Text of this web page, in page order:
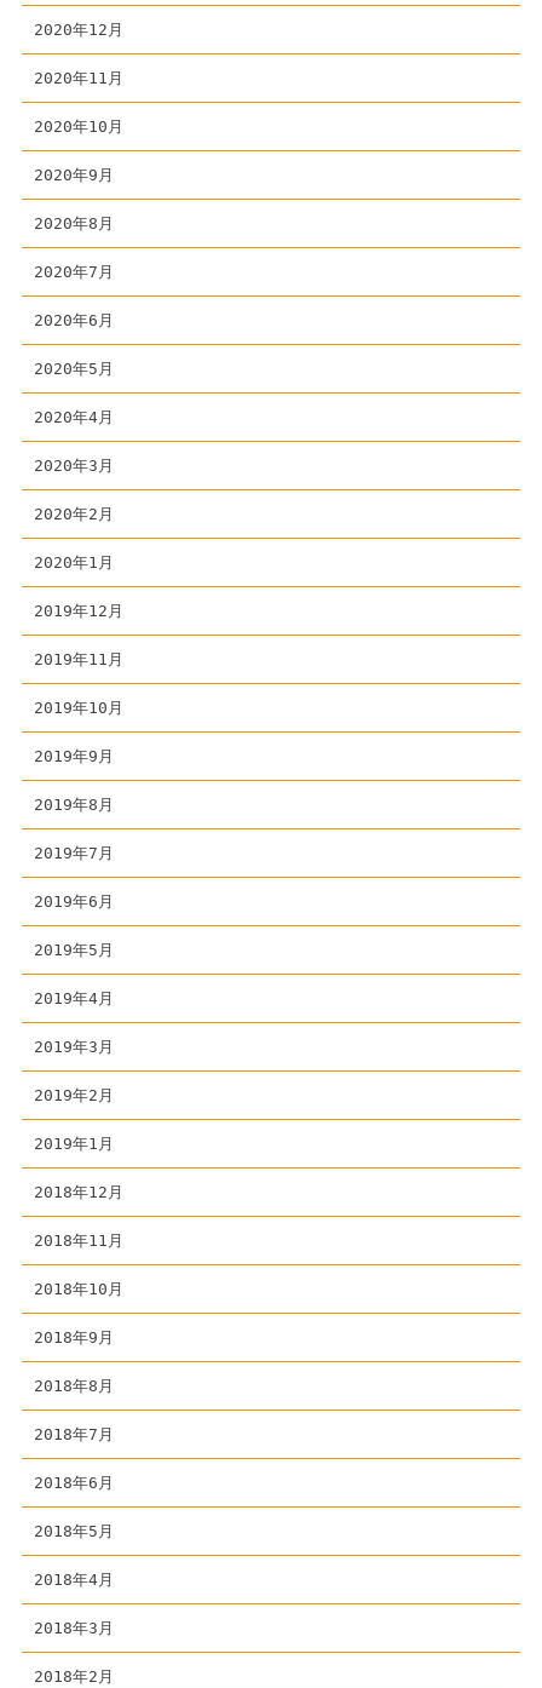
2020年12月
2020年11月
2020年10月
2020年9月
2020年8月
2020年7月
2020年6月
2020年5月
2020年4月
2020年3月
2020年2月
2020年1月
2019年12月
2019年11月
2019年10月
2019年9月
2019年8月
2019年7月
2019年6月
2019年5月
2019年4月
2019年3月
2019年2月
2019年1月
2018年12月
2018年11月
2018年10月
2018年9月
2018年8月
2018年7月
2018年6月
2018年5月
2018年4月
2018年3月
2018年2月